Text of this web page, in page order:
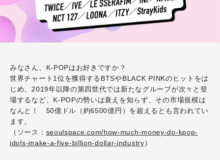
みなさん、K-POPはお好きですか？
世界チャート1位を獲得するBTSやBLACK PINKのヒットをは
じめ、2019年以降の第四世代では新たなグループが次々と登
場するなど、K-POPの勢いは衰えを知らず、その市場規模は
なんと！ 50億ドル（約6500億円）を超えるとも言われてい
ます。
（ソース： seoulspace.com/how-much-money-do-kpop-
idols-make-a-five-billion-dollar-industry）